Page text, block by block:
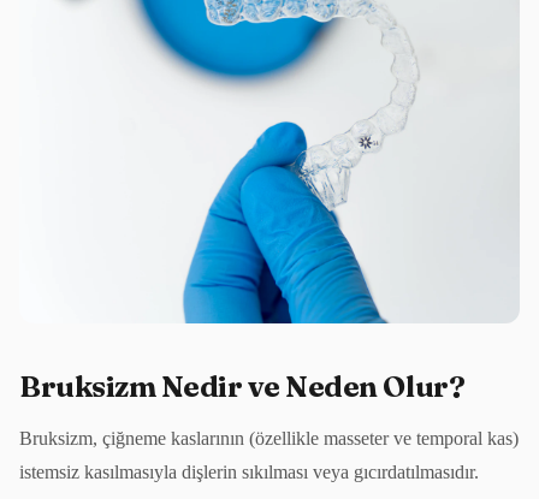
Bruksizm Nedir ve Neden Olur?
Bruksizm, çiğneme kaslarının (özellikle masseter ve temporal kas)
istemsiz kasılmasıyla dişlerin sıkılması veya gıcırdatılmasıdır.